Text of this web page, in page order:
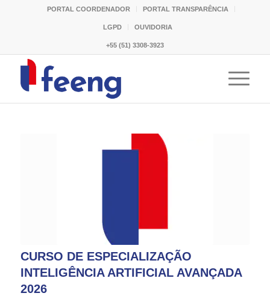
PORTAL COORDENADOR PORTAL TRANSPARÊNCIA
LGPD OUVIDORIA
+55 (51) 3308-3923
CURSO DE ESPECIALIZAÇÃO
INTELIGÊNCIA ARTIFICIAL AVANÇADA
2026